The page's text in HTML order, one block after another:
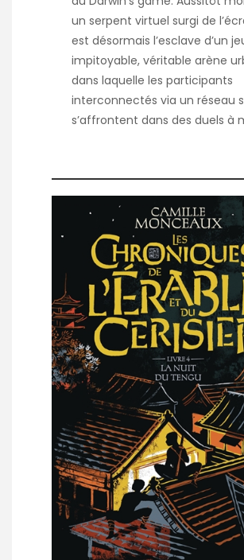
un serpent virtuel surgi de
est désormais l’esclave d’un
impitoyable, véritable arène
dans laquelle les participants
interconnectés via un réseau
s’affrontent dans des duels à